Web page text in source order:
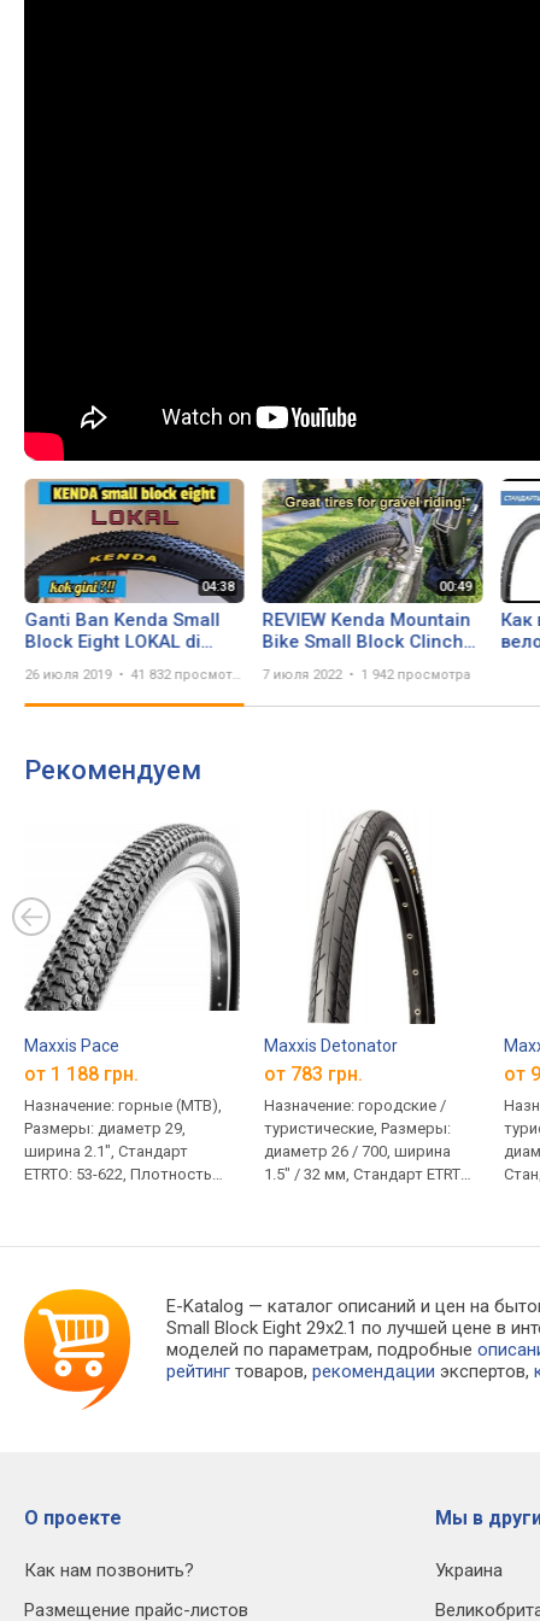
Ganti Ban Kenda Small
Block Eight LOKAL di
26 июля 2019 41 832 просмотра
REVIEW Kenda Mountain
Bike Small Block Clincher
Gravel Riding
7 июля 2022 1 942 просмотра
Как
Рекомендуем
Maxxis Pace
от 1 188 грн.
Назначение: горные (MTB),
Размеры: диаметр 29,
ширина 2.1", Стандарт
ETRTO: 53-622, Плотность
Maxxis Detonator
от 783 грн.
Назначение: городские /
туристические, Размеры:
диаметр 26 / 700, ширина
1.5" / 32 мм, Стандарт ETRTO:
/ 235 г
от
E-Katalog — каталог описаний и цен на
Small Block Eight 29x2.1 по лучшей цене в
моделей по параметрам, подробные
рейтинг товаров,рекомендации экспертов,
О проекте
Как нам позвонить?
Размещение прайс-листов
Мы в
Украина